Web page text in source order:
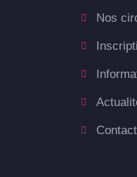
Nos
Contact